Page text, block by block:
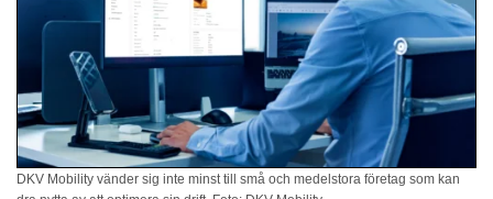
DKV Mobility vänder sig inte minst till små och medelstora företag som kan